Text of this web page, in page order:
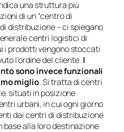
una struttura più
di un “centro di
distribuzione – ci spiegano
centri logistici di
i prodotti vengono stoccati
l’ordine del cliente. I
sono invece funzionali
miglio. Si tratta di centri
situati in posizione
urbani, in cui ogni giorno
dai centri di distribuzione
base alla loro destinazione